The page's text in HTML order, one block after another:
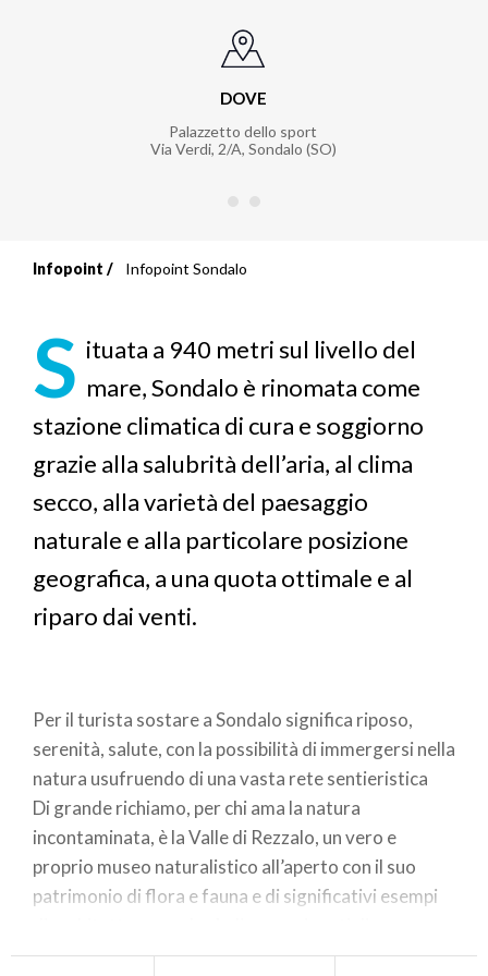
DOVE
Palazzetto dello sport
Via Verdi, 2/A, Sondalo (SO)
Briciole
di
pane
Infopoint Infopoint Sondalo
S ituata a 940 metri sul livello del
mare, Sondalo è rinomata come
stazione climatica di cura e soggiorno
grazie alla salubrità dell’aria, al clima
secco, alla varietà del paesaggio
naturale e alla particolare posizione
geografica, a una quota ottimale e al
riparo dai venti.
Per il turista sostare a Sondalo significa riposo,
serenità, salute, con la possibilità di immergersi nella
natura usufruendo di una vasta rete sentieristica
Di grande richiamo, per chi ama la natura
incontaminata, è la Valle di Rezzalo, un vero e
proprio museo naturalistico all’aperto con il suo
patrimonio di flora e fauna e di significativi esempi
mineralogia il territorio di Sondalo, lungo itinerari